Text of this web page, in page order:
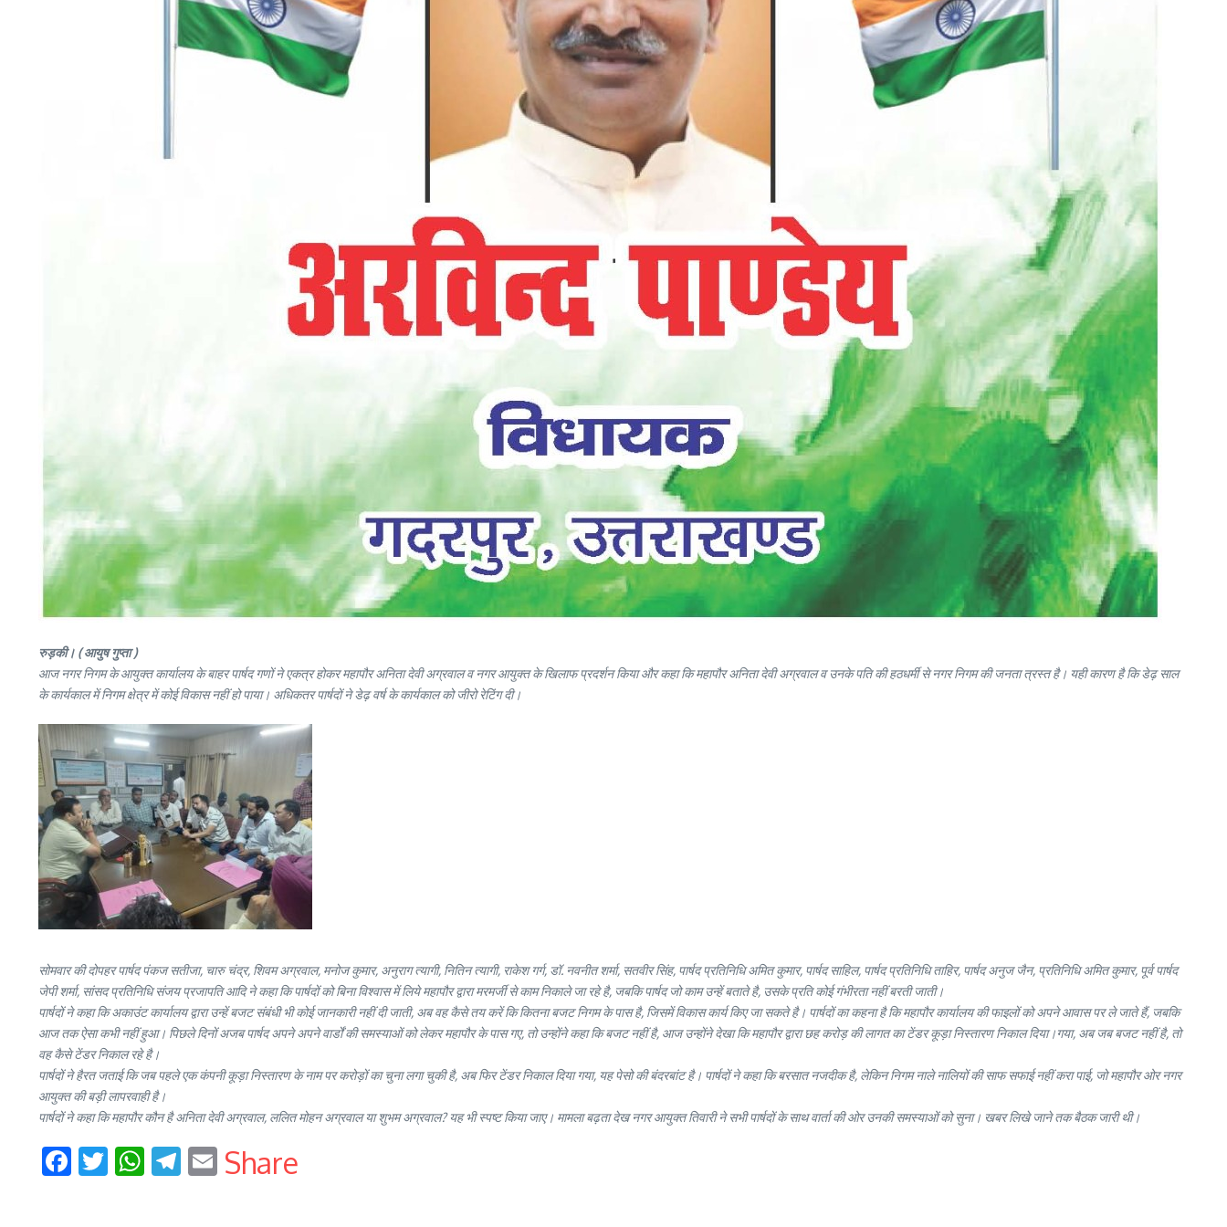
रुड़की। ( आयुष गुप्ता )
आज नगर निगम के आयुक्त कार्यालय के बाहर पार्षद गणों ने एकत्र होकर महापौर अनिता देवी अग्रवाल व नगर आयुक्त के खिलाफ प्रदर्शन किया और कहा कि महापौर अनिता देवी अग्रवाल व उनके पति की हठधर्मी से नगर निगम की जनता त्रस्त है। यही कारण है कि डेढ़ साल
के कार्यकाल में निगम क्षेत्र में कोई विकास नहीं हो पाया। अधिकतर पार्षदों ने डेढ़ वर्ष के कार्यकाल को जीरो रेटिंग दी।
सोमवार की दोपहर पार्षद पंकज सतीजा, चारु चंद्र, शिवम अग्रवाल, मनोज कुमार, अनुराग त्यागी, नितिन त्यागी, राकेश गर्ग, डॉ. नवनीत शर्मा, सतवीर सिंह, पार्षद प्रतिनिधि अमित कुमार, पार्षद साहिल, पार्षद प्रतिनिधि ताहिर, पार्षद अनुज जैन, प्रतिनिधि अमित कुमार, पूर्व पार्षद
जेपी शर्मा, सांसद प्रतिनिधि संजय प्रजापति आदि ने कहा कि पार्षदों को बिना विश्वास में लिये महापौर द्वारा मरमर्जी से काम निकाले जा रहे है, जबकि पार्षद जो काम उन्हें बताते है, उसके प्रति कोई गंभीरता नहीं बरती जाती।
पार्षदों ने कहा कि अकाउंट कार्यालय द्वारा उन्हें बजट संबंधी भी कोई जानकारी नहीं दी जाती, अब वह कैसे तय करें कि कितना बजट निगम के पास है, जिसमें विकास कार्य किए जा सकते है। पार्षदों का कहना है कि महापौर कार्यालय की फाइलों को अपने आवास पर ले जाते हैं, जबकि
आज तक ऐसा कभी नहीं हुआ। पिछले दिनों अजब पार्षद अपने अपने वार्डों की समस्याओं को लेकर महापौर के पास गए, तो उन्होंने कहा कि बजट नहीं है, आज उन्होंने देखा कि महापौर द्वारा छह करोड़ की लागत का टेंडर कूड़ा निस्तारण निकाल दिया।गया, अब जब बजट नहीं है, तो
वह कैसे टेंडर निकाल रहे है।
पार्षदों ने हैरत जताई कि जब पहले एक कंपनी कूड़ा निस्तारण के नाम पर करोड़ों का चुना लगा चुकी है, अब फिर टेंडर निकाल दिया गया, यह पेसो की बंदरबांट है। पार्षदों ने कहा कि बरसात नजदीक है, लेकिन निगम नाले नालियों की साफ सफाई नहीं करा पाई, जो महापौर ओर नगर
आयुक्त की बड़ी लापरवाही है।
पार्षदों ने कहा कि महापौर कौन है अनिता देवी अग्रवाल, ललित मोहन अग्रवाल या शुभम अग्रवाल? यह भी स्पष्ट किया जाए। मामला बढ़ता देख नगर आयुक्त तिवारी ने सभी पार्षदों के साथ वार्ता की ओर उनकी समस्याओं को सुना। खबर लिखे जाने तक बैठक जारी थी।
Facebook
Twitter
WhatsApp
Telegram
Email
Share